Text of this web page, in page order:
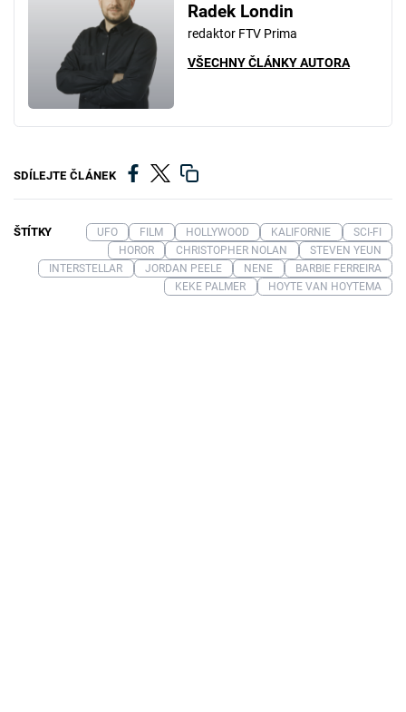
Radek Londin
redaktor FTV Prima
VŠECHNY ČLÁNKY AUTORA
SDÍLEJTE ČLÁNEK
ŠTÍTKY UFO FILM HOLLYWOOD KALIFORNIE
SCI-FI
HOROR
CHRISTOPHER NOLAN
STEVEN YEUN
INTERSTELLAR
JORDAN PEELE NENE
BARBIE FERREIRA
KEKE PALMER
HOYTE VAN HOYTEMA